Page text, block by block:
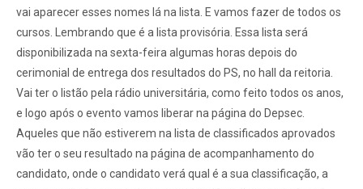
vai aparecer esses nomes lá na lista. E vamos fazer de todos os
cursos. Lembrando que é a lista provisória. Essa lista será
disponibilizada na sexta-feira algumas horas depois do
cerimonial de entrega dos resultados do PS, no hall da reitoria.
Vai ter o listão pela rádio universitária, como feito todos os anos,
e logo após o evento vamos liberar na página do Depsec.
Aqueles que não estiverem na lista de classificados aprovados
vão ter o seu resultado na página de acompanhamento do
candidato, onde o candidato verá qual é a sua classificação, a